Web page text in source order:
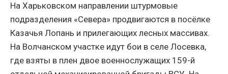
На Харьковском направлении штурмовые
подразделения «Севера» продвигаются в посёлке
Казачья Лопань и прилегающих лесных массивах.
На Волчанском участке идут бои в селе Лосевка,
где взяты в плен двое военнослужащих 159-й